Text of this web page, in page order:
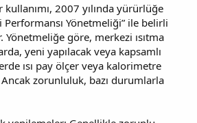
kullanımı, 2007 yılında yürürlüğe
Yönetmeliği” ile belirli
Yönetmeliğe göre, merkezi ısıtma
yeni yapılacak veya kapsamlı
ısı pay ölçer veya kalorimetre
zorunluluk, bazı durumlarla